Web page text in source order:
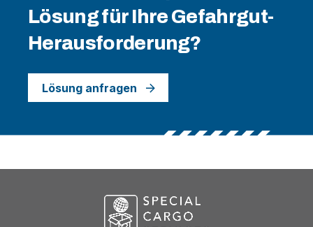
Lösung für Ihre Gefahrgut-
Herausforderung?
Lösung anfragen